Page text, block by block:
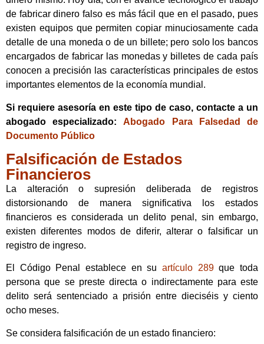
de fabricar dinero falso es más fácil que en el pasado, pues
existen equipos que permiten copiar minuciosamente cada
detalle de una moneda o de un billete; pero solo los bancos
encargados de fabricar las monedas y billetes de cada país
conocen a precisión las características principales de estos
importantes elementos de la economía mundial.
Si requiere asesoría en este tipo de caso, contacte a un
abogado especializado:Abogado Para Falsedad de
Documento Público
Falsificación de Estados
Financieros
La alteración o supresión deliberada de registros
distorsionando de manera significativa los estados
financieros es considerada un delito penal, sin embargo,
existen diferentes modos de diferir, alterar o falsificar un
registro de ingreso.
El Código Penal establece en su artículo 289que toda
persona que se preste directa o indirectamente para este
delito será sentenciado a prisión entre dieciséis y ciento
ocho meses.
Se considera falsificación de un estado financiero: